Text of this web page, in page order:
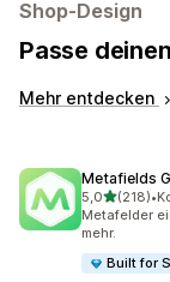
Shop-Design
Passe
Mehr entdecken
Metafields
5,0von 5
(218)
218 •
Metafelder
mehr.
Built for